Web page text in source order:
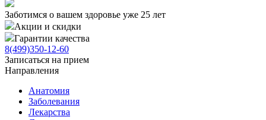
Заботимся о вашем здоровье уже 25 лет
Акции и скидки
Гарантии качества
8(499)350-12-60
Записаться на прием
Направления
Анатомия
Заболевания
Лекарства